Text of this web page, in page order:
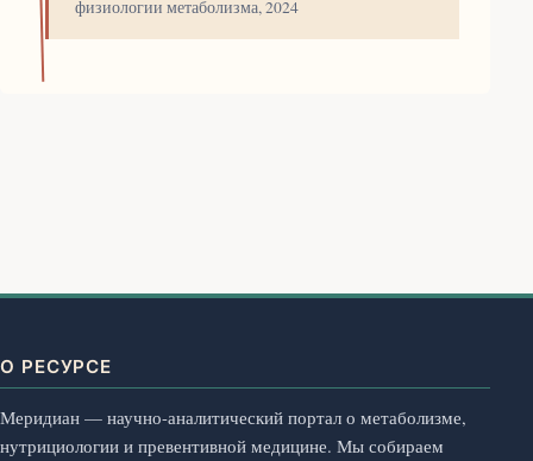
физиологии метаболизма, 2024
О РЕСУРСЕ
Меридиан — научно-аналитический портал о метаболизме,
нутрициологии и превентивной медицине. Мы собираем